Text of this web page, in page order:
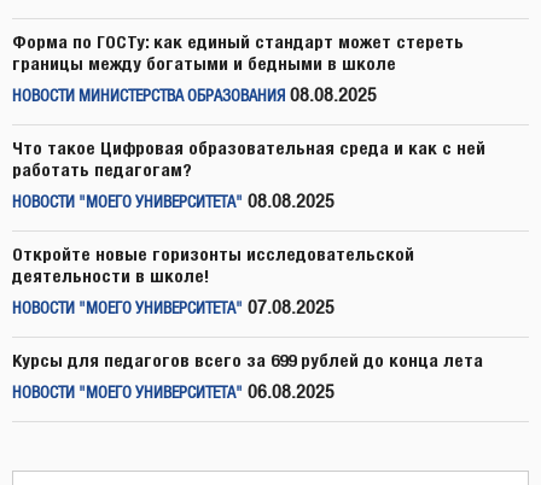
Форма по ГОСТу: как единый стандарт может стереть
границы между богатыми и бедными в школе
НОВОСТИ МИНИСТЕРСТВА ОБРАЗОВАНИЯ 08.08.2025
Что такое Цифровая образовательная среда и как с ней
работать педагогам?
НОВОСТИ "МОЕГО УНИВЕРСИТЕТА" 08.08.2025
Откройте новые горизонты исследовательской
деятельности в школе!
НОВОСТИ "МОЕГО УНИВЕРСИТЕТА" 07.08.2025
Курсы для педагогов всего за 699 рублей до конца лета
НОВОСТИ "МОЕГО УНИВЕРСИТЕТА" 06.08.2025